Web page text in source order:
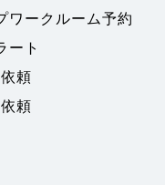
ワークルーム予約
ート
頼
頼